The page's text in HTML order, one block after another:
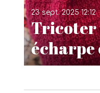
Tricoter
écharpe
23 sept. 2025 12:12